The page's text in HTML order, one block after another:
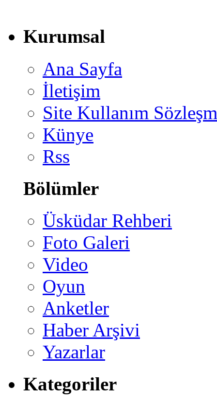
Kurumsal
Ana Sayfa
İletişim
Site Kullanım
Künye
Rss
Bölümler
Üsküdar Rehberi
Foto Galeri
Video
Oyun
Anketler
Haber Arşivi
Yazarlar
Kategoriler